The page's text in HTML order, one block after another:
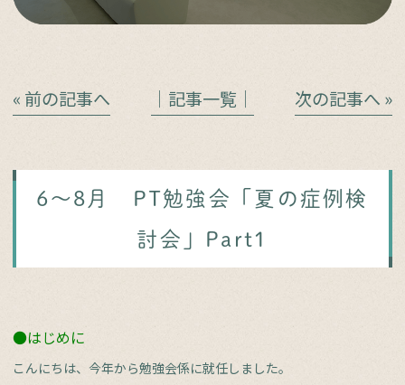
« 前の記事へ │記事一覧│ 次の記事へ »
6〜8月 PT勉強会「夏の症例検
討会」Part1
●はじめに
こんにちは、今年から勉強会係に就任しました。